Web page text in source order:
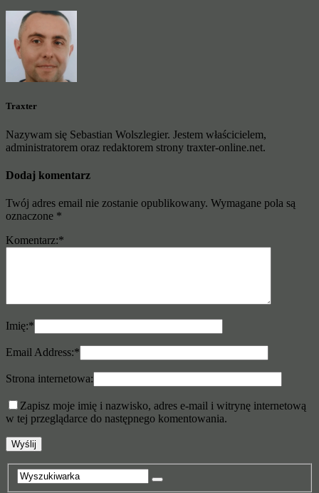
Traxter
Nazywam się Sebastian Wolszlegier. Jestem właścicielem,
administratorem oraz redaktorem strony traxter-online.net.
Dodaj komentarz
Twój adres email nie zostanie opublikowany. Wymagane pola są
oznaczone *
Komentarz:*
Imię:*
Email Address:*
Strona internetowa:
Zapisz moje imię i nazwisko, adres e-mail i witrynę internetową
w tej przeglądarce do następnego komentowania.